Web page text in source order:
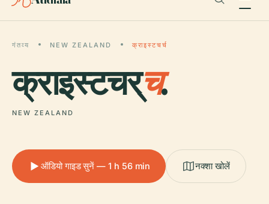
गंतव्य NEW ZEALAND क्राइस्टचर्च
क्राइस्टचर्च.
NEW ZEALAND
ऑडियो गाइड सुनें — 1 h 56 min नक्शा खोलें